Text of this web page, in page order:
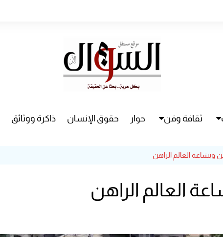
ثقافة وفن
مسرح
حوار حقوق الإنسان ذاكرة ووثائق
وبشاعة العالم الراهن
العالم الراهن